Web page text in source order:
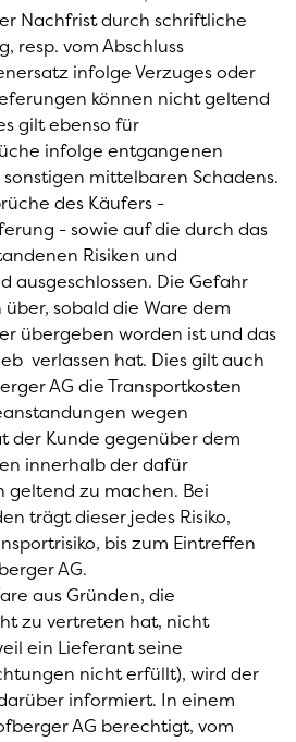
Nachfrist durch schriftliche
resp. vom Abschluss
infolge Verzuges oder
können nicht geltend
gilt ebenso für
infolge entgangenen
mittelbaren Schadens.
des Käufers -
- sowie auf die durch das
Risiken und
ausgeschlossen. Die Gefahr
sobald die Ware dem
übergeben worden ist und das
verlassen hat. Dies gilt auch
AG die Transportkosten
wegen
der Kunde gegenüber dem
innerhalb der dafür
geltend zu machen. Bei
trägt dieser jedes Risiko,
bis zum Eintreffen
AG.
aus Gründen, die
zu vertreten hat, nicht
ein Lieferant seine
nicht erfüllt), wird der
informiert. In einem
AG berechtigt, vom